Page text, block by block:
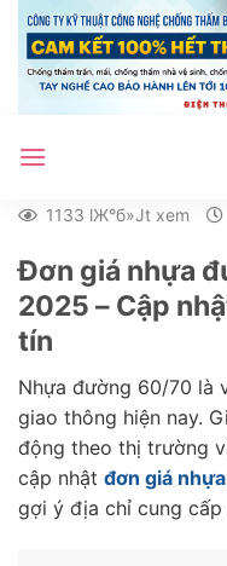
qua
nội
1133 lЖ°б»Јt xem
Đơn giá nhựa
2025 – Cập
tín
Nhựa đường 60/70 là
giao thông hiện nay.
động theo thị trường
cập nhật đơn giá
gợi ý địa chỉ cung cấp